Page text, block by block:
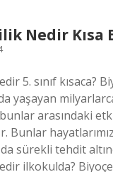
Nedir Kısa
5. sınıf kısaca?
yaşayan
arasındaki
Bunlar
sürekli tehdit
ilkokulda?